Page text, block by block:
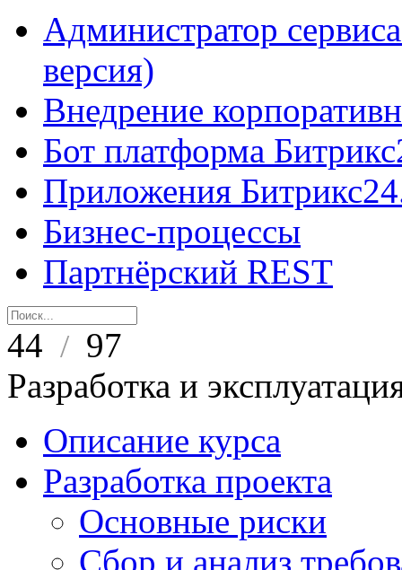
Администратор
версия)
Внедрение
Бот платформа
Приложения
Бизнес-процессы
Партнёрский REST
44 / 97
Разработка и
Описание курса
Разработка проекта
Основные риски
Сбор и анализ